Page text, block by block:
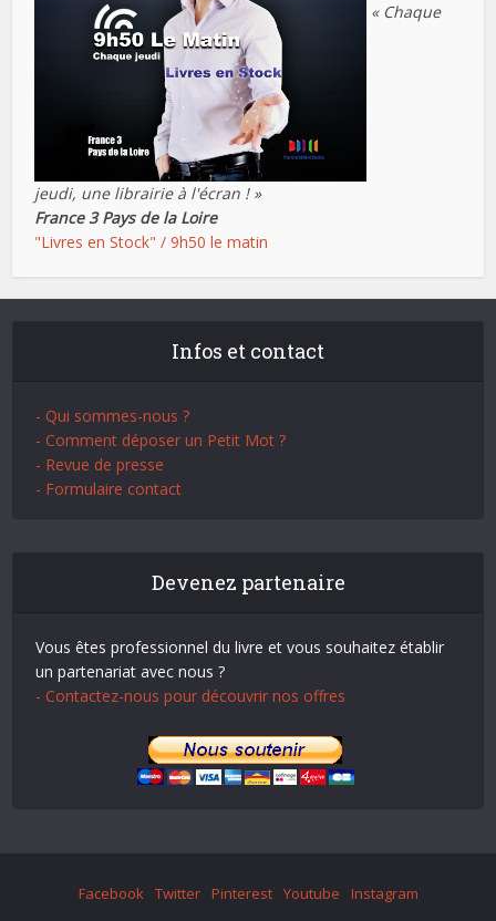
« Chaque
jeudi, une librairie à l'écran ! »
France 3 Pays de la Loire
"Livres en Stock" / 9h50 le matin
Infos et contact
- Qui sommes-nous ?
- Comment déposer un Petit Mot ?
- Revue de presse
- Formulaire contact
Devenez partenaire
Vous êtes professionnel du livre et vous souhaitez établir
un partenariat avec nous ?
- Contactez-nous pour découvrir nos offres
Facebook Twitter Pinterest Youtube Instagram